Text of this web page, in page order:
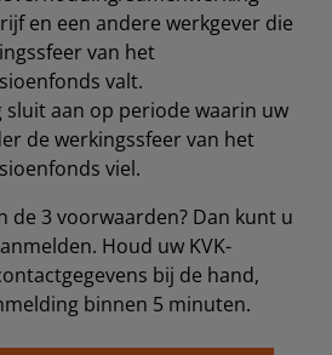
en een andere werkgever die
van het
valt.
sluit aan op periode waarin uw
de werkingssfeer van het
viel.
de 3 voorwaarden? Dan kunt u
Houd uw KVK-
bij de hand,
binnen 5 minuten.